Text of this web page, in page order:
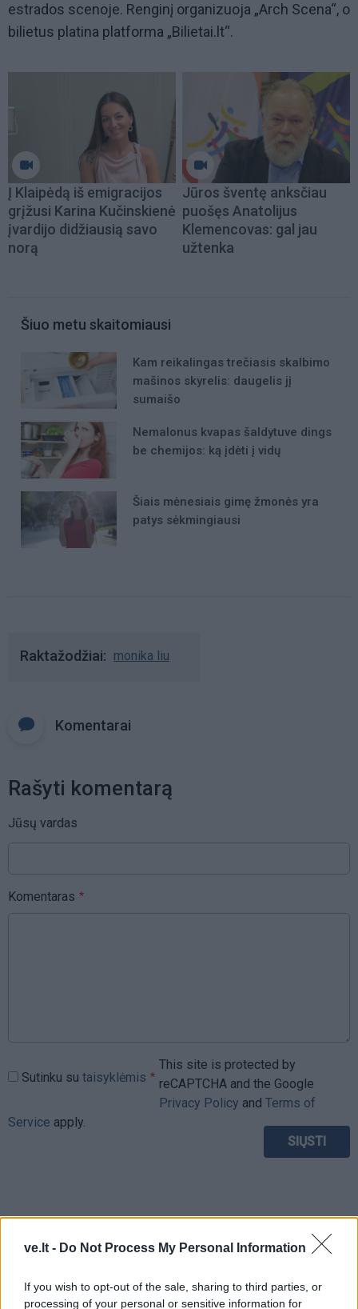
ve.lt - Do Not Process My Personal Information
If you wish to opt-out of the sale, sharing to third parties, or
processing of your personal or sensitive information for
estrados scenoje. Renginį organizuoja „Arch Scena“, o
bilietus platina platforma „Bilietai.lt“.
Į Klaipėdą iš emigracijos
grįžusi Karina Kučinskienė
įvardijo didžiausią savo
norą
Jūros šventę anksčiau
puošęs Anatolijus
Klemencovas: gal jau
užtenka
Šiuo metu skaitomiausi
Kam reikalingas trečiasis skalbimo
mašinos skyrelis: daugelis jį
sumaišo
Nemalonus kvapas šaldytuve dings
be chemijos: ką įdėti į vidų
Šiais mėnesiais gimę žmonės yra
patys sėkmingiausi
Raktažodžiai monika liu
Komentarai
Rašyti komentarą
Jūsų vardas
Komentaras
Sutinku su taisyklėmis
This site is protected by
reCAPTCHA and the Google
Privacy Policy and Terms of
Service apply.